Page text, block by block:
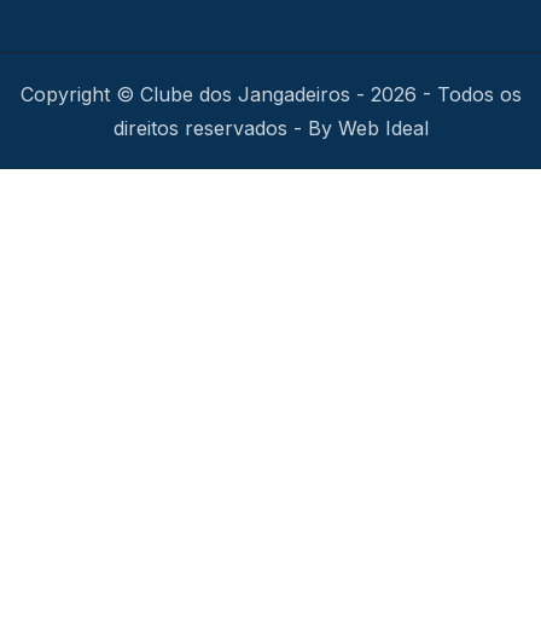
Copyright © Clube dos Jangadeiros - 2026 - Todos os
direitos reservados - By Web Ideal